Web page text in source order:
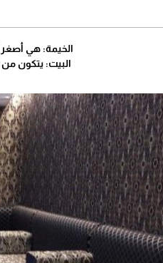
الخيمة: هي
البيت: يتكون